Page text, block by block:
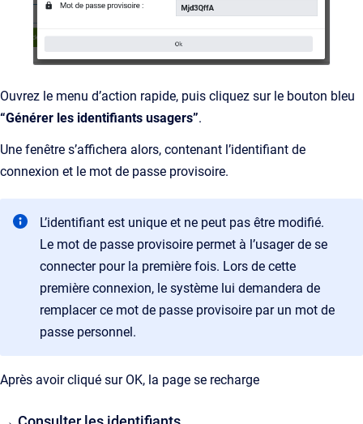
Ouvrez le menu d’action rapide, puis cliquez sur le bouton bleu
“Générer les identifiants usagers”.
Une fenêtre s’affichera alors, contenant l’identifiant de
connexion et le mot de passe provisoire.
L’identifiant est unique et ne peut pas être modifié.
Le mot de passe provisoire permet à l’usager de se
connecter pour la première fois. Lors de cette
première connexion, le système lui demandera de
remplacer ce mot de passe provisoire par un mot de
passe personnel.
Après avoir cliqué sur OK, la page se recharge